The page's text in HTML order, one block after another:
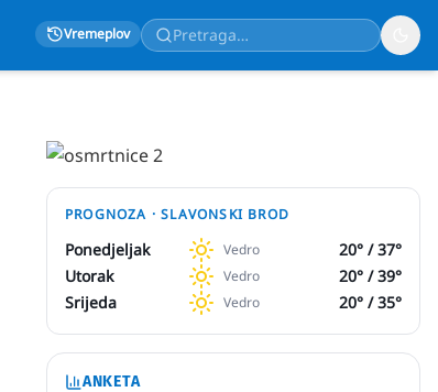
Vremeplov
PROGNOZA ·SLAVONSKI BROD
Ponedjeljak Vedro 20° /37°
Utorak
Vedro 20° /39°
Srijeda
Vedro 20° /35°
ANKETA